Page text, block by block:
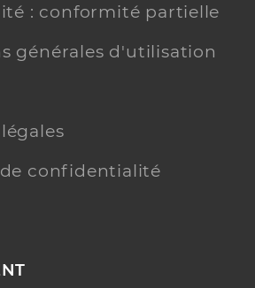
: conformité partielle
générales d'utilisation
confidentialité